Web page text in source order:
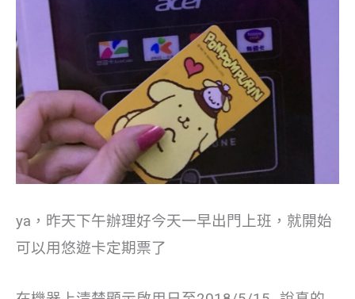
ya，昨天下午辦理好今天一早出門上班，就開始
可以用悠遊卡定期票了